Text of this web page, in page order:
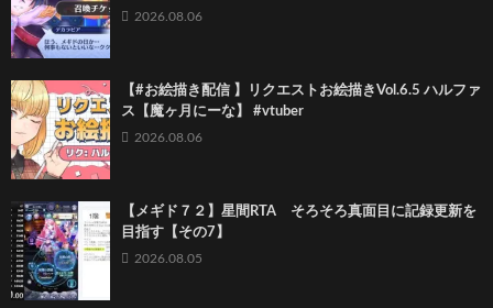
2026.08.06
【#お絵描き配信 】リクエストお絵描きVol.6.5 ハルファ
ス【魔ヶ月にーな】 #vtuber
2026.08.06
【メギド７２】星間RTA そろそろ真面目に記録更新を
目指す【その7】
2026.08.05